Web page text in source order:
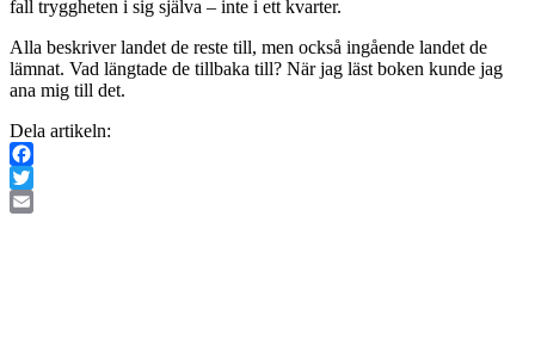
fall tryggheten i sig själva – inte i ett kvarter.
Alla beskriver landet de reste till, men också ingående landet de
lämnat. Vad längtade de tillbaka till? När jag läst boken kunde jag
ana mig till det.
Dela artikeln:
Facebook
Twitter